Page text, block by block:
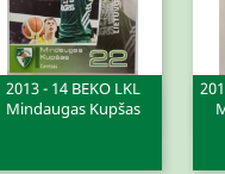
2013 - 14 BEKO LKL
Mindaugas Kupšas
Greita peržiūra 